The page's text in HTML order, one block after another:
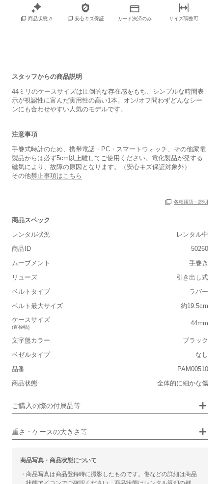
商品状態:A 安心キズ保証 カード決済のみ サイズ調整可
スタッフからの商品説明
44ミリのケースサイズは圧倒的な存在感をもち、シンプルな時間表
示が視認性に富んだ実用性の高い1本。オン/オフ問わずどんなシー
ンにも合わせやすい人気のモデルです。
注意事項
手巻式時計のため、携帯電話・PC・スマートウォッチ、その他家電
製品からは必ず5cm以上離してご使用ください。電化製品が発する
磁気により、故障の原因となります。（安心キズ保証対象外）
その他禁止事項はこちら
各種用語・説明
商品スペック
レンタル状況
レンタル中
商品ID
50260
ムーブメント
手巻き
リューズ
引き出し式
ベルトタイプ
ラバー
ベルト最大サイズ
約19.5cm
ケースサイズ
(直径幅)
44mm
文字盤カラー
ブラック
ベゼルタイプ
なし
品番
PAM00510
商品状態
全体的に細かな傷
ご購入の際の付属品等
重さ・ケースの大きさ等
■重さ(ベルト込み)
■ケースの大きさ
小さい 大きい
■装飾感
カジュアル ビジネス
商品写真・商品状態について
・商品写真は商品登録時に撮影したものです。傷などの詳細は商品